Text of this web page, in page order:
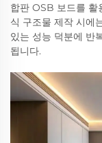
합판 OSB 보드를 활
식 구조물 제작 시에
있는 성능 덕분에 반
됩니다.